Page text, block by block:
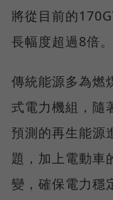
將從目前的
長幅度超過8倍。
傳統能源多為燃
式電力機組，隨
預測的再生能源
題，加上電動車
變，確保電力穩